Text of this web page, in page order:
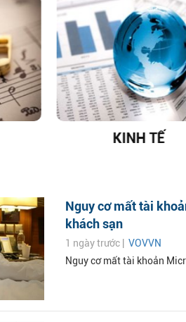
KINH TẾ
Nguy cơ mất tài
khách sạn
1 ngày trước | VOVVN
Nguy cơ mất tài khoản